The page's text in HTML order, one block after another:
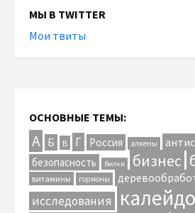
МЫ В TWITTER
Мои твиты
ОСНОВНЫЕ ТЕМЫ:
А Б В Г Россия алкены
безопасность белки бизнес
витамины гормоны
исследования